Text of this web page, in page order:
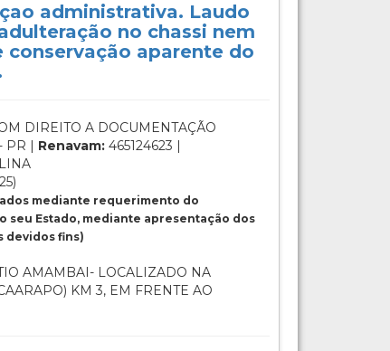
administrativa. Laudo
no chassi nem
aparente do
DIREITO A DOCUMENTAÇÃO
PR | Renavam: 465124623 |
mediante requerimento do
seu Estado, mediante apresentação dos
devidos fins)
AMAMBAI- LOCALIZADO NA
KM 3, EM FRENTE AO